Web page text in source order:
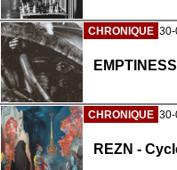
CHRONIQUE
CHRONIQUE
REZN -